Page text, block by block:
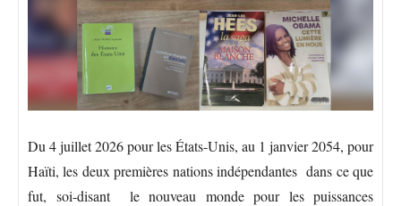
Du 4 juillet 2026 pour les États-Unis, au 1 janvier 2054, pour
Haïti, les deux premières nations indépendantes dans ce que
fut, soi-disant le nouveau monde pour les puissances